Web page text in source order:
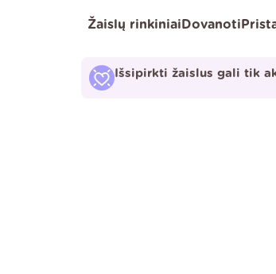
Žaislų rinkiniai Dovanoti
Išsipirkti žaislus gali tik